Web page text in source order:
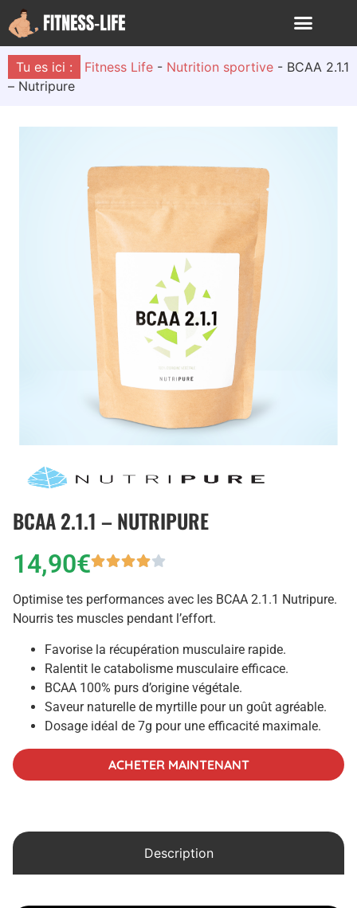
Tu es ici : Fitness Life - Nutrition sportive - BCAA 2.1.1
– Nutripure
BCAA 2.1.1 – NUTRIPURE
14,90€
Optimise tes performances avec les BCAA 2.1.1 Nutripure.
Nourris tes muscles pendant l’effort.
Favorise la récupération musculaire rapide.
Ralentit le catabolisme musculaire efficace.
BCAA 100% purs d’origine végétale.
Saveur naturelle de myrtille pour un goût agréable.
Dosage idéal de 7g pour une efficacité maximale.
ACHETER MAINTENANT
Description